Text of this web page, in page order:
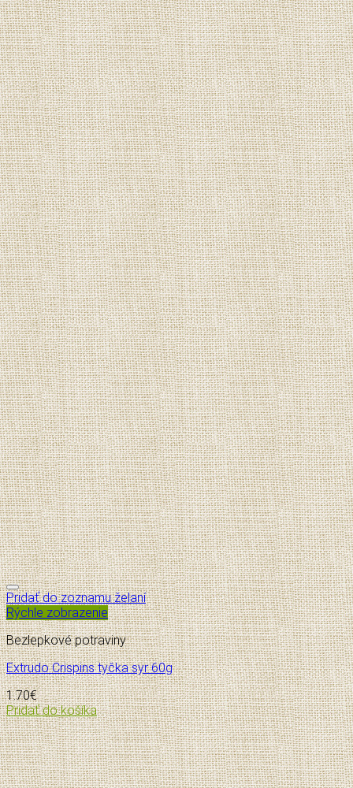
Pridať do zoznamu želaní
Rýchle zobrazenie
Bezlepkové potraviny
Extrudo Crispins tyčka syr 60g
1.70€
Pridať do košíka